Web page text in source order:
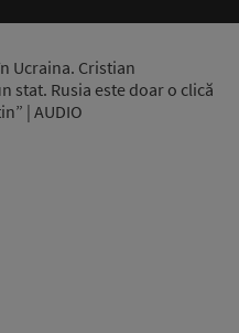
Ucraina. Cristian
stat. Rusia este doar o clică
| AUDIO